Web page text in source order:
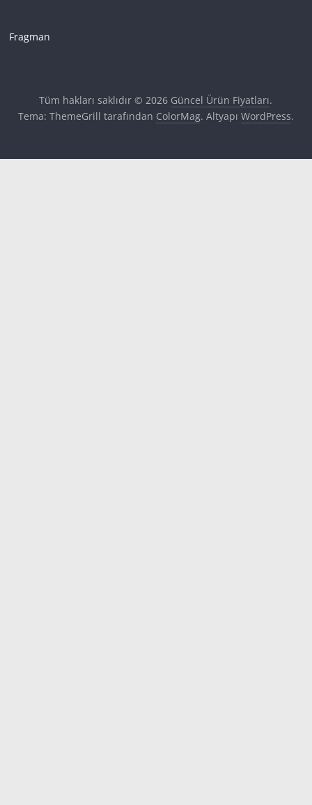
Fragman
Tüm hakları saklıdır © 2026 Güncel Ürün Fiyatları.
Tema: ThemeGrill tarafından ColorMag. Altyapı WordPress.